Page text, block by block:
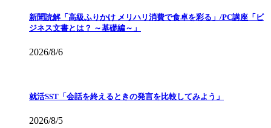
新聞読解「高級ふりかけ メリハリ消費で食卓を彩る」/PC講座「ビ
ジネス文書とは？ ～基礎編～」
2026/8/6
就活SST「会話を終えるときの発言を比較してみよう」
2026/8/5